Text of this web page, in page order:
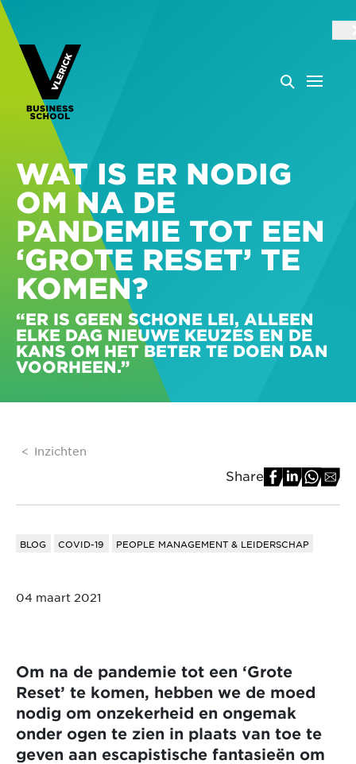
WAT IS ER NODIG
OM NA DE
PANDEMIE TOT EEN
‘GROTE RESET’ TE
KOMEN?
“ER IS GEEN SCHONE LEI, ALLEEN
ELKE DAG NIEUWE KEUZES EN DE
KANS OM HET BETER TE DOEN DAN
VOORHEEN.”
Inzichten
Share
BLOG COVID-19 PEOPLE MANAGEMENT & LEIDERSCHAP
04 maart 2021
Om na de pandemie tot een ‘Grote
Reset’ te komen, hebben we de moed
nodig om onzekerheid en ongemak
onder ogen te zien in plaats van toe te
geven aan escapistische fantasieën om